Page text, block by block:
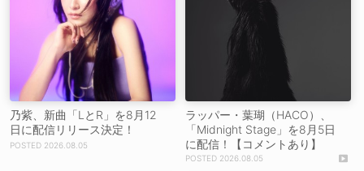
乃紫、新曲「LとR」を8月12
日に配信リリース決定！
2026.08.05
ラッパー・葉瑚（HACO）、
「Midnight Stage」を8月5日
に配信！【コメントあり】
2026.08.05